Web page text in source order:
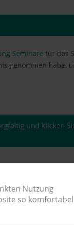
Seminare für das
erlaube meine Daten in
und klicken
Nutzung
so komfortabel